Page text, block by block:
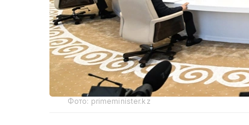
Фото: primeminister.kz